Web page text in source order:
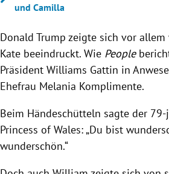
und Camilla
Donald Trump zeigte sich vor allem
Kate beeindruckt. Wie People
Präsident Williams Gattin in
Ehefrau Melania Komplimente.
Beim Händeschütteln sagte der
Princess of Wales: „Du bist
wunderschön.“